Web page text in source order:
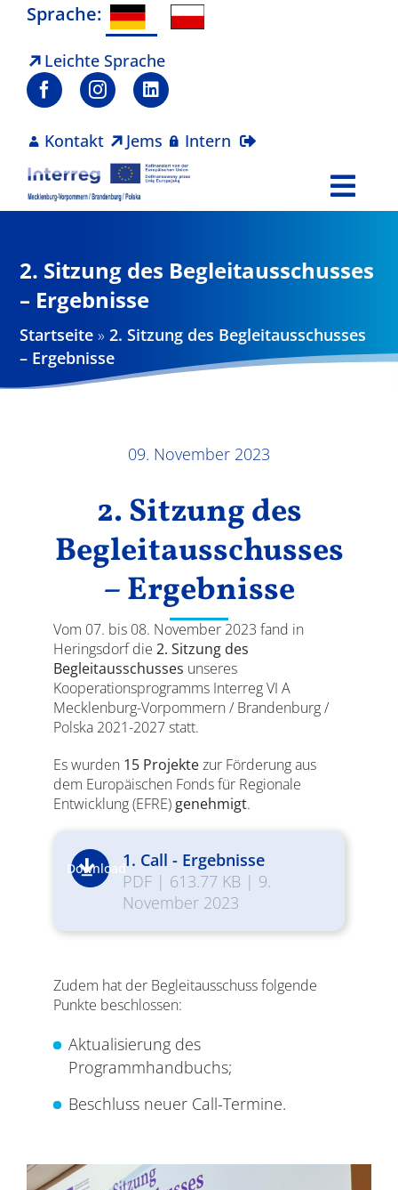
Zum
springen
Sprache:
Leichte Sprache
Kontakt Jems Intern
Projekte
Aktuelles
2. Sitzung des Begleitausschusses
– Ergebnisse
Startseite »2. Sitzung des Begleitausschusses
– Ergebnisse
09. November 2023
2. Sitzung des
Begleitausschusses
– Ergebnisse
Vom 07. bis 08. November 2023 fand in
Heringsdorf die 2. Sitzung des
Begleitausschusses unseres
Kooperationsprogramms Interreg VI A
Mecklenburg-Vorpommern / Brandenburg /
Polska 2021-2027 statt.
Es wurden 15 Projektezur Förderung aus
dem Europäischen Fonds für Regionale
Entwicklung (EFRE) genehmigt.
Download1. Call - Ergebnisse
PDF| 613.77 KB | 9.
November 2023
Zudem hat der Begleitausschuss folgende
Punkte beschlossen:
Aktualisierung des
Programmhandbuchs;
Beschluss neuer Call-Termine.